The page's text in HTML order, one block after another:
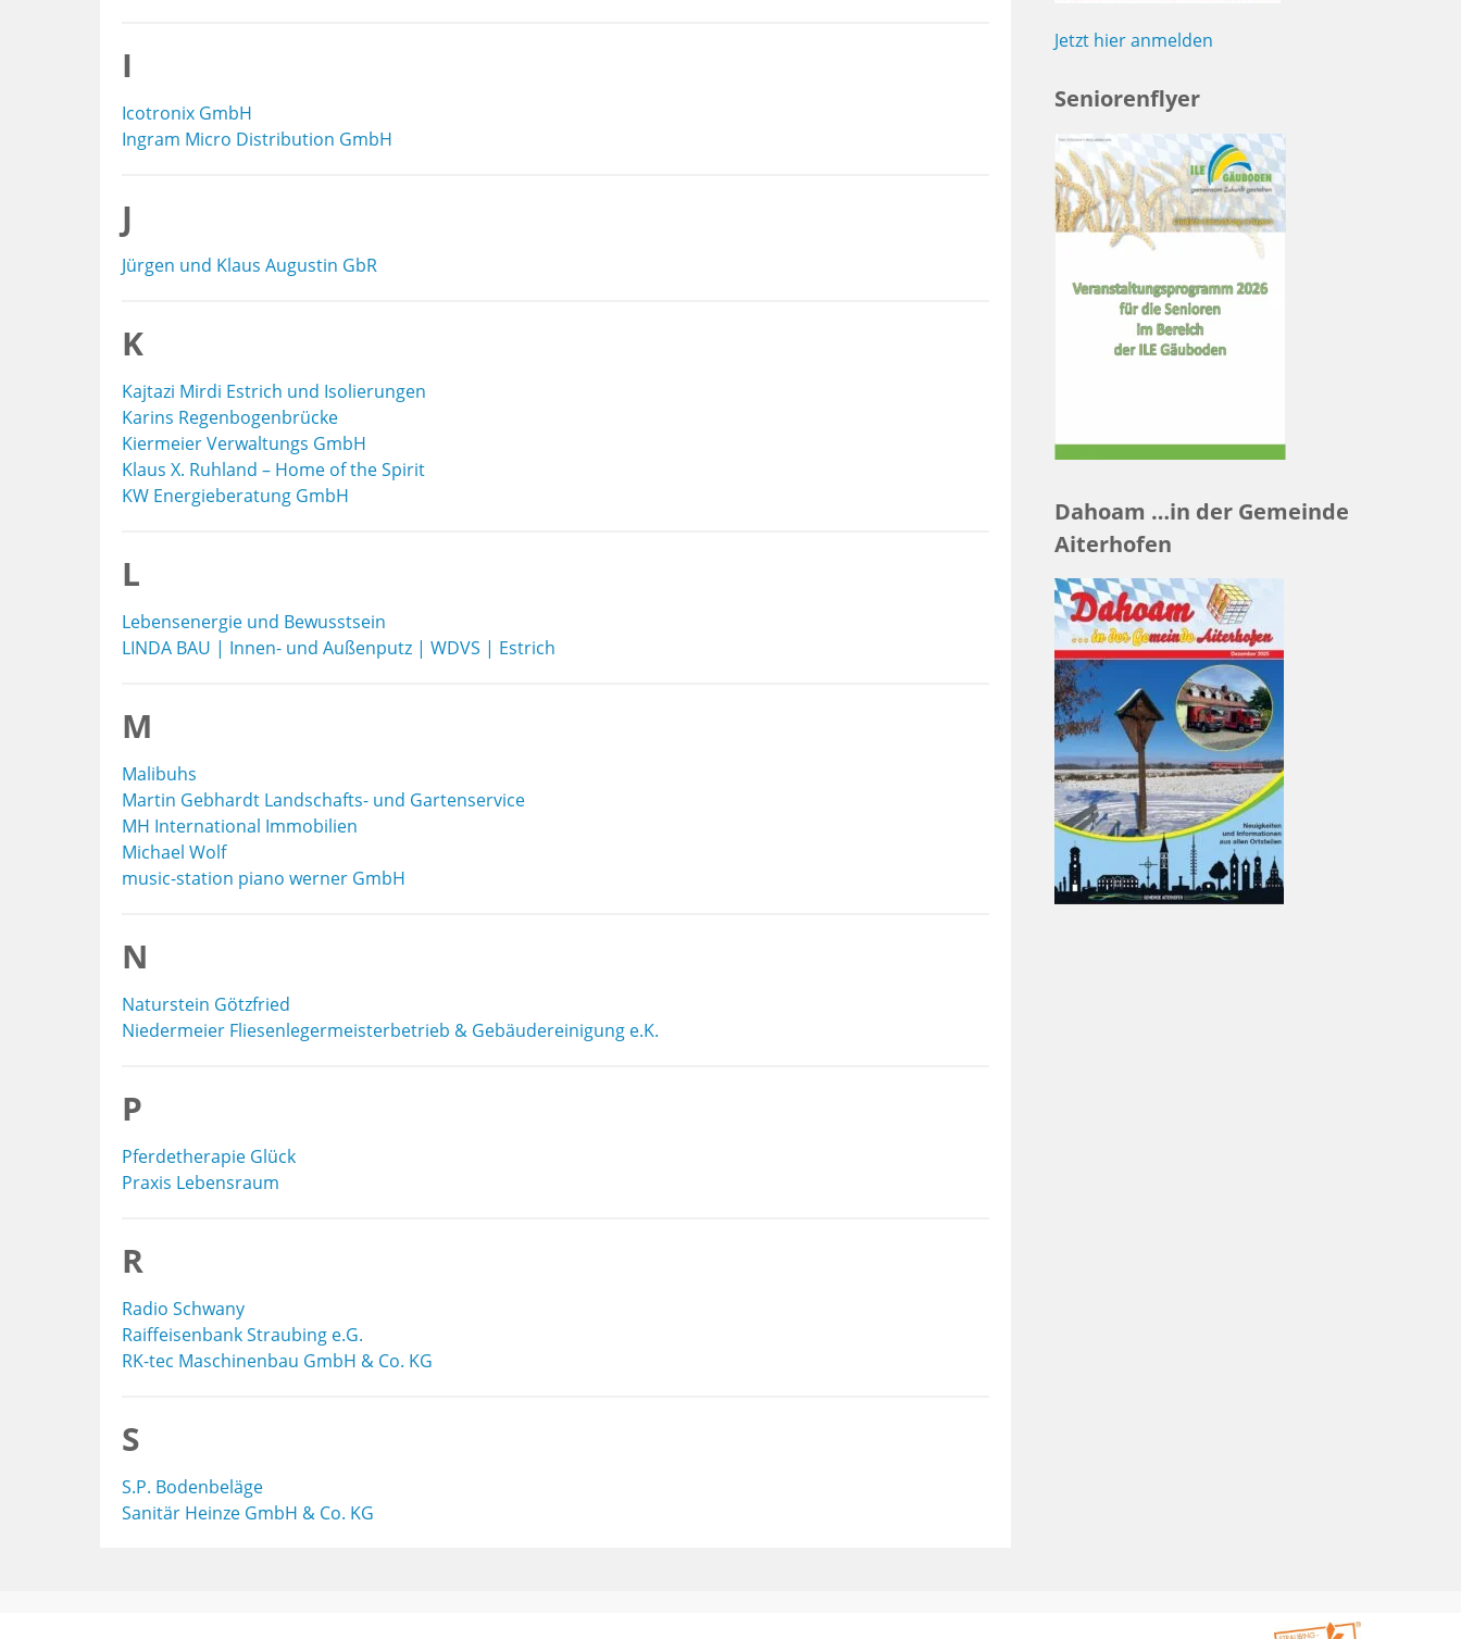
I
Icotronix GmbH
Ingram Micro Distribution GmbH
J
Jürgen und Klaus Augustin GbR
K
Kajtazi Mirdi Estrich und Isolierungen
Karins Regenbogenbrücke
Kiermeier Verwaltungs GmbH
Klaus X. Ruhland – Home of the Spirit
KW Energieberatung GmbH
L
Lebensenergie und Bewusstsein
LINDA BAU | Innen- und Außenputz | WDVS | Estrich
M
Malibuhs
Martin Gebhardt Landschafts- und Gartenservice
MH International Immobilien
Michael Wolf
music-station piano werner GmbH
N
Naturstein Götzfried
Niedermeier Fliesenlegermeisterbetrieb & Gebäudereinigung e.K.
P
Pferdetherapie Glück
Praxis Lebensraum
R
Radio Schwany
Raiffeisenbank Straubing e.G.
RK-tec Maschinenbau GmbH & Co. KG
S
S.P. Bodenbeläge
Sanitär Heinze GmbH & Co. KG
Jetzt hier anmelden
Seniorenflyer
Dahoam …in der Gemeinde
Aiterhofen